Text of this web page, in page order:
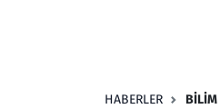
HABERLER BILIM